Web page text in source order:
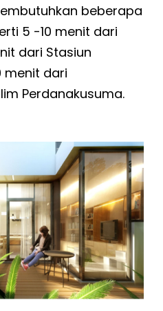
beberapa
5 -10 menit dari
dari Stasiun
menit dari
Perdanakusuma.